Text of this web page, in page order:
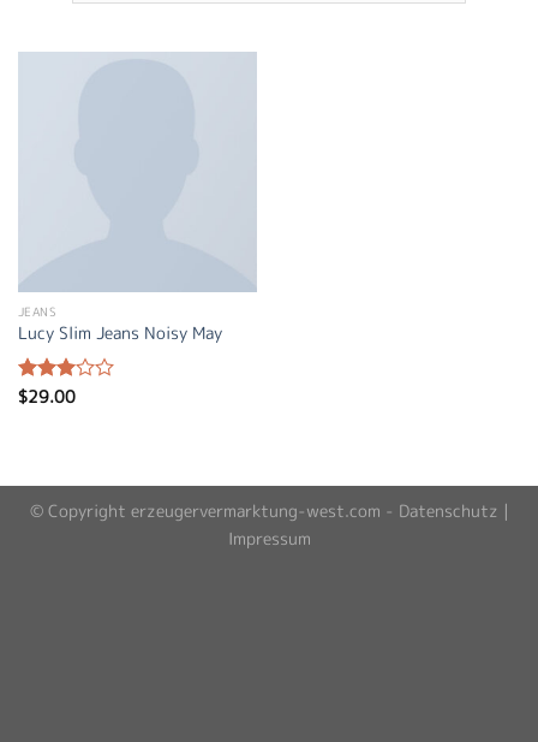
JEANS
Lucy Slim Jeans Noisy May
Bewertet
$29.00
© Copyright erzeugervermarktung-west.com - Datenschutz |
Impressum